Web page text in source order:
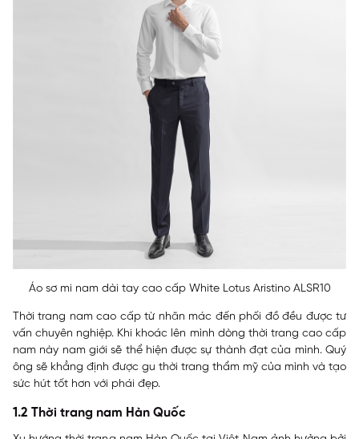
Áo sơ mi nam dài tay cao cấp White Lotus Aristino ALSR10
Thời trang nam cao cấp từ nhãn mác đến phối đồ đều được tư
vấn chuyên nghiệp. Khi khoác lên mình dòng thời trang cao cấp
nam này nam giới sẽ thể hiện được sự thành đạt của mình. Quý
ông sẽ khẳng định được gu thời trang thẩm mỹ của mình và tạo
sức hút tốt hơn với phái đẹp.
1.2 Thời trang nam Hàn Quốc